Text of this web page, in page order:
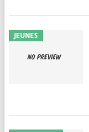
JEUNES